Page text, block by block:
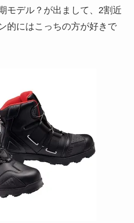
モデル？が出まして、2割近
的にはこっちの方が好きで